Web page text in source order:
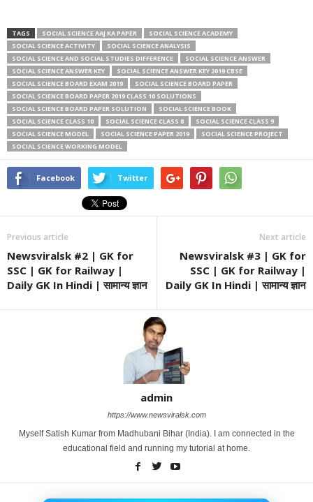
TAGS SOCIAL SCIENCE AAJ KA PAPER
SOCIAL SCIENCE ACADEMY
SOCIAL SCIENCE ACTIVITY
SOCIAL SCIENCE ANALYSIS
SOCIAL SCIENCE AND SOCIAL STUDIES DIFFERENCE
SOCIAL SCIENCE ANSWER
SOCIAL SCIENCE ANSWER KEY
SOCIAL SCIENCE ANSWER KEY 2019 CBSE
SOCIAL SCIENCE BOARD EXAM 2019
SOCIAL SCIENCE BOARD PAPER
SOCIAL SCIENCE BOARD PAPER 2019 CLASS 10 SOLUTIONS
SOCIAL SCIENCE BOARD PAPER SOLUTION
SOCIAL SCIENCE BOOK
SOCIAL SCIENCE CLASS 10
SOCIAL SCIENCE CLASS 8
SOCIAL SCIENCE CLASS 9
SOCIAL SCIENCE MODEL
SOCIAL SCIENCE PAPER 2019
SOCIAL SCIENCE PROJECT
SOCIAL SCIENCE WORKING MODEL
Facebook Twitter
Previous article
Newsviralsk #2 | GK for
SSC | GK for Railway |
Daily GK In Hindi | सामान्य ज्ञान
Next article
Newsviralsk #3 | GK for
SSC | GK for Railway |
Daily GK In Hindi | सामान्य ज्ञान
admin
https://www.newsviralsk.com
Myself Satish Kumar from Madhubani Bihar (India). I am connected in the
educational field and running my tutorial at home.